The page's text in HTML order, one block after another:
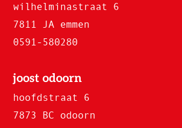
wilhelminastraat 6
7811 JA emmen
0591-580280
joost odoorn
hoofdstraat 6
7873 BC odoorn